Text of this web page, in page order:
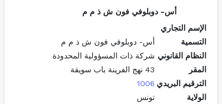
أس- دوبلوفي فون ش ذ م م
الإسم التجاري
التسمية
أس- دوبلوفي فون ش ذ م م
النظام القانوني شركة ذات المسؤولية المحدودة
المقر
43 نهج الفرينة باب سويقة
الترقيم البريدي 1006
الولاية
تونس